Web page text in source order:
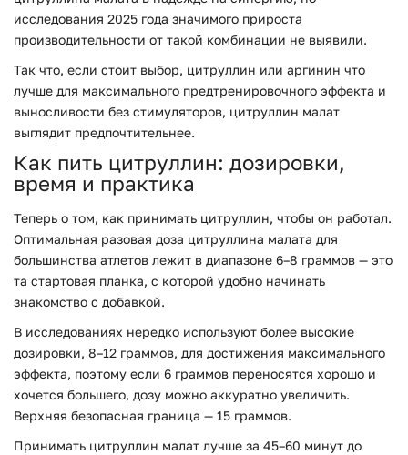
исследования 2025 года значимого прироста
производительности от такой комбинации не выявили.
Так что, если стоит выбор, цитруллин или аргинин что
лучше для максимального предтренировочного эффекта и
выносливости без стимуляторов, цитруллин малат
выглядит предпочтительнее.
Как пить цитруллин: дозировки,
время и практика
Теперь о том, как принимать цитруллин, чтобы он работал.
Оптимальная разовая доза цитруллина малата для
большинства атлетов лежит в диапазоне 6–8 граммов — это
та стартовая планка, с которой удобно начинать
знакомство с добавкой.
В исследованиях нередко используют более высокие
дозировки, 8–12 граммов, для достижения максимального
эффекта, поэтому если 6 граммов переносятся хорошо и
хочется большего, дозу можно аккуратно увеличить.
Верхняя безопасная граница — 15 граммов.
Принимать цитруллин малат лучше за 45–60 минут до